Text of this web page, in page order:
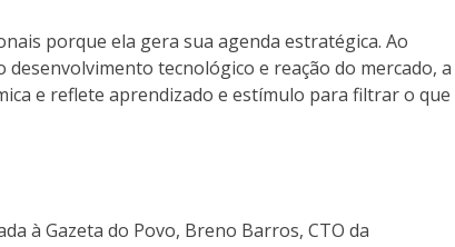
porque ela gera sua agenda estratégica. Ao
tecnológico e reação do mercado, a
e reflete aprendizado e estímulo para filtrar o que
à Gazeta do Povo, Breno Barros, CTO da